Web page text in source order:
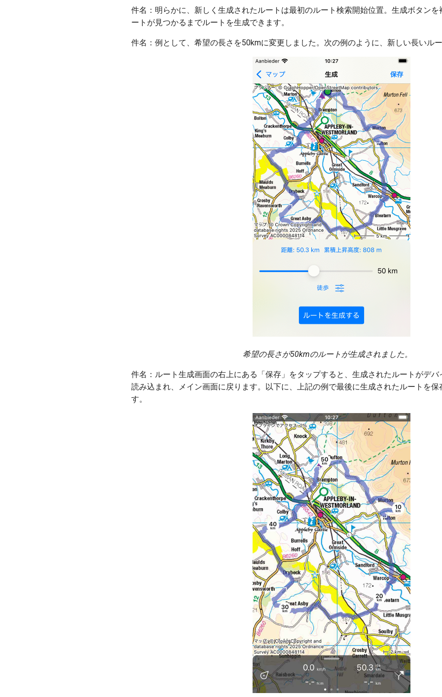
件名：明らかに、新しく生成されたルートは最初のルート検索開始位置。生成ボタン
ートが見つかるまでルートを生成できます。
件名：例として、希望の長さを50kmに変更しました。次の例のように、新しい長いルー
希望の長さが50kmのルートが生成されました。
件名：ルート生成画面の右上にある「保存」をタップすると、生成されたルートがデ
読み込まれ、メイン画面に戻ります。以下に、上記の例で最後に生成されたルートを保
す。